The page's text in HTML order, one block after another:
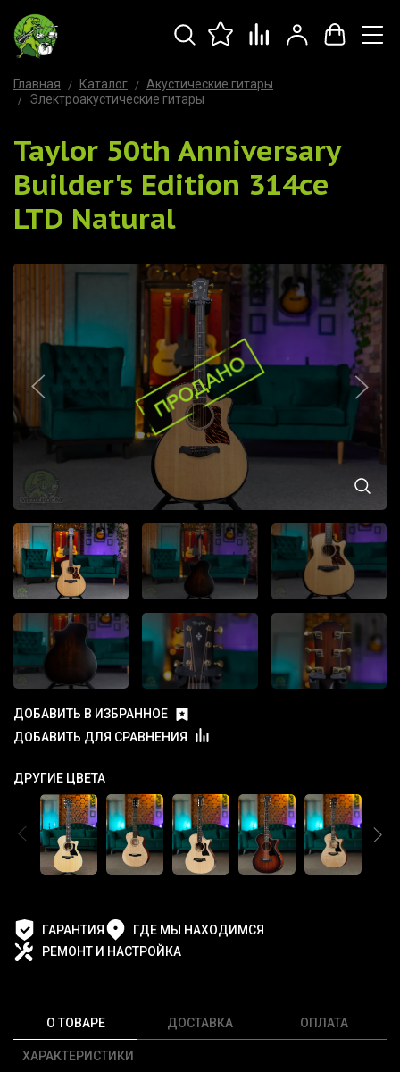
Главная Каталог
Акустические гитары
Электроакустические гитары
Taylor 50th Anniversary
Builder's Edition 314ce
LTD Natural
ДОБАВИТЬ В ИЗБРАННОЕ
ДОБАВИТЬ ДЛЯ СРАВНЕНИЯ
ДРУГИЕ ЦВЕТА
ГАРАНТИЯ
ГДЕ МЫ НАХОДИМСЯ
РЕМОНТ И НАСТРОЙКА
О ТОВАРЕ
ХАРАКТЕРИСТИКИ
ДОСТАВКА ОПЛАТА